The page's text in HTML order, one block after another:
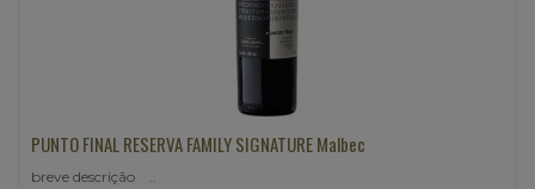
PUNTO FINAL RESERVA FAMILY SIGNATURE Malbec
breve descrição ..